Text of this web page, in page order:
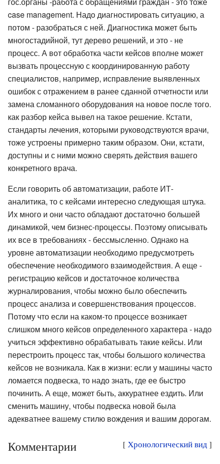
case management. Надо диагностировать ситуацию, а
потом - разобраться с ней. Диагностика может быть
многостадийной, тут дерево решений, и это - не
процесс. А вот обработка части кейсов вполне может
вызвать процессную с координированную работу
специалистов, например, исправление выявленных
ошибок с отражением в ранее сданной отчетности или
замена сломанного оборудования на новое после того.
как разбор кейса вывел на такое решение. Кстати,
стандарты лечения, которыми руководствуются врачи,
тоже устроены примерно таким образом. Они, кстати,
доступны и с ними можно сверять действия вашего
конкретного врача.
Если говорить об автоматизации, работе ИТ-
аналитика, то с кейсами интересно следующая штука.
Их много и они часто обладают достаточно большей
динамикой, чем бизнес-процессы. Поэтому описывать
их все в требованиях - бессмысленно. Однако на
уровне автоматизации необходимо предусмотреть
обеспечение необходимого взаимодействия. А еще -
регистрацию кейсов и достаточное количества
журналирования, чтобы можно было обеспечить
процесс анализа и совершенствования процессов.
Потому что если на каком-то процессе возникает
слишком много кейсов определенного характера - надо
учиться эффективно обрабатывать такие кейсы. Или
перестроить процесс так, чтобы большого количества
кейсов не возникала. Как в жизни: если у машины часто
ломается подвеска, то надо знать, где ее быстро
починить. А еще, может быть, аккуратнее ездить. Или
сменить машину, чтобы подвеска новой была
адекватнее вашему стилю вождения и вашим дорогам.
[ Хронологический вид]
Комментарии